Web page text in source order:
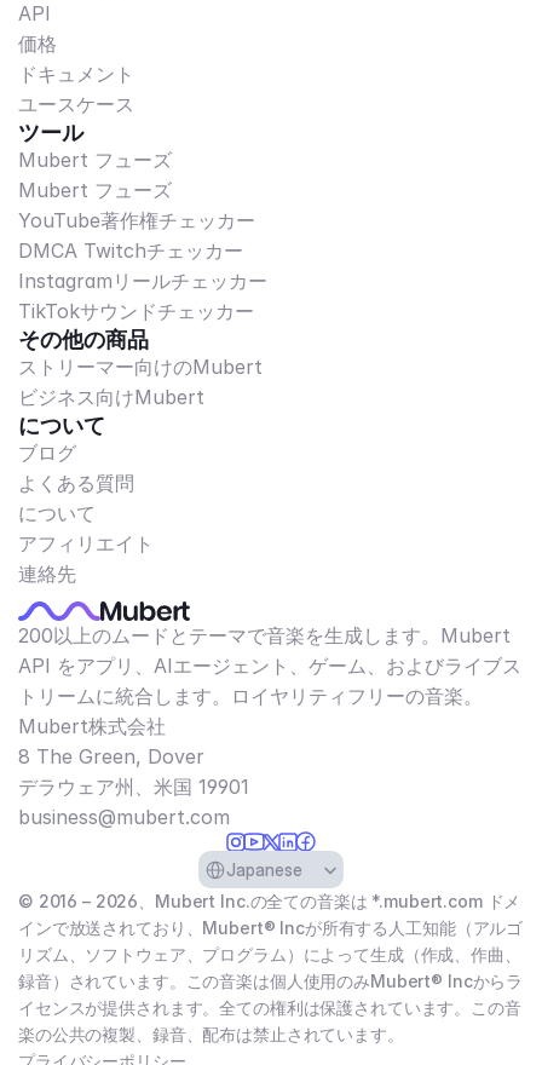
API
価格
ドキュメント
ユースケース
ツール
Mubert フューズ
Mubert フューズ
YouTube著作権チェッカー
DMCA Twitchチェッカー
Instagramリールチェッカー
TikTokサウンドチェッカー
その他の商品
ストリーマー向けのMubert
ビジネス向けMubert
について
ブログ
よくある質問
について
アフィリエイト
連絡先
200以上のムードとテーマで音楽を生成します。Mubert
API をアプリ、AIエージェント、ゲーム、およびライブス
トリームに統合します。ロイヤリティフリーの音楽。
Mubert株式会社
8 The Green, Dover
デラウェア州、米国 19901​
business@mubert.com
Select Language
Japanese
© 2016 – 2026、Mubert Inc.の全ての音楽は *.mubert.com ドメ
インで放送されており、Mubert® Incが所有する人工知能（アルゴ
リズム、ソフトウェア、プログラム）によって生成（作成、作曲、
録音）されています。この音楽は個人使用のみMubert® Incからラ
イセンスが提供されます。全ての権利は保護されています。この音
楽の公共の複製、録音、配布は禁止されています。
プライバシーポリシー